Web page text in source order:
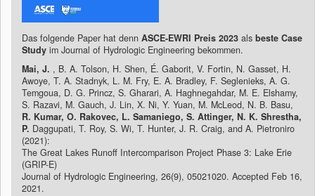
Das folgende Paper hat denn ASCE-EWRI Preis 2023 als beste Case
Study im Journal of Hydrologic Engineering bekommen.
Mai, J. , B. A. Tolson, H. Shen, É. Gaborit, V. Fortin, N. Gasset, H.
Awoye, T. A. Stadnyk, L. M. Fry, E. A. Bradley, F. Seglenieks, A. G.
Temgoua, D. G. Princz, S. Gharari, A. Haghnegahdar, M. E. Elshamy,
S. Razavi, M. Gauch, J. Lin, X. Ni, Y. Yuan, M. McLeod, N. B. Basu,
R. Kumar, O. Rakovec, L. Samaniego, S. Attinger, N. K. Shrestha,
P. Daggupati, T. Roy, S. Wi, T. Hunter, J. R. Craig, and A. Pietroniro
(2021):
The Great Lakes Runoff Intercomparison Project Phase 3: Lake Erie
(GRIP-E)
Journal of Hydrologic Engineering, 26(9), 05021020. Accepted Feb 16,
2021.